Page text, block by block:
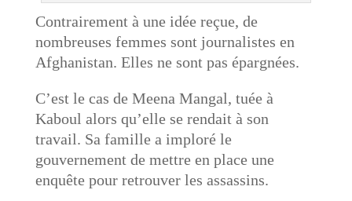
Contrairement à une idée reçue, de
nombreuses femmes sont journalistes en
Afghanistan. Elles ne sont pas épargnées.
C’est le cas de Meena Mangal, tuée à
Kaboul alors qu’elle se rendait à son
travail. Sa famille a imploré le
gouvernement de mettre en place une
enquête pour retrouver les assassins.